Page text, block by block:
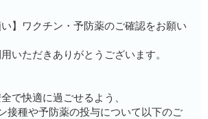
い】ワクチン・予防薬のご確認をお願い
いただきありがとうございます。
で快適に過ごせるよう、
接種や予防薬の投与について以下のご